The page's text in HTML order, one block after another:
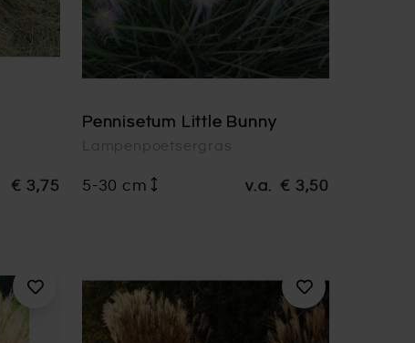
€ 3,75
Pennisetum Little Bunny
Lampenpoetsergras
5-30 cm v.a. € 3,50